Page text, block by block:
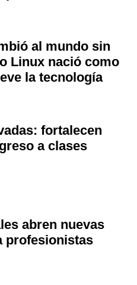
al mundo sin
Linux nació como
la tecnología
fortalecen
a clases
abren nuevas
profesionistas